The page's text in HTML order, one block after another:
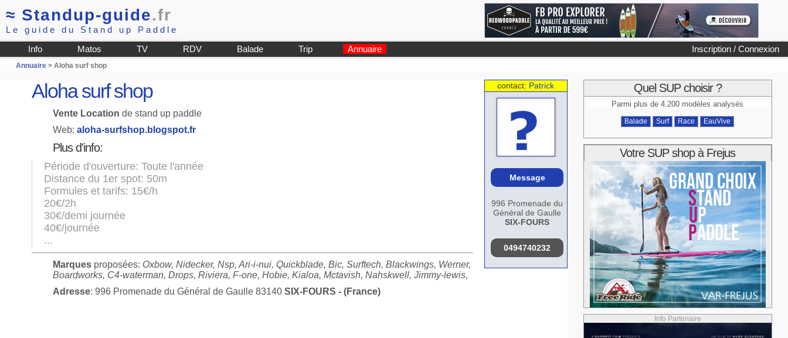
≈ Standup-guide.fr
Le guide du Stand up Paddle
Inscription / Connexion
Info Matos TV RDV Balade Trip Annuaire
Annuaire> Aloha surf shop
contact: Patrick
Message
996 Promenade du
Général de Gaulle
SIX-FOURS
0494740232
Aloha surf shop
Vente Locationde stand up paddle
Web:aloha-surfshop.blogspot.fr
Plus d'info:
Période d'ouverture: Toute l'année
Distance du 1er spot: 50m
Formules et tarifs: 15€/h
20€/2h
30€/demi journée
40€/journée
...
Marques proposées: Oxbow, Nidecker, Nsp, Ari-i-nui, Quickblade, Bic, Surftech, Blackwings, Werner,
Boardworks, C4-waterman, Drops, Riviera, F-one, Hobie, Kialoa, Mctavish, Nahskwell, Jimmy-lewis,
Adresse: 996 Promenade du Général de Gaulle 83140SIX-FOURS - (France)
Quel SUP choisir ?
Parmi plus de 4.200 modèles analysés
Balade Surf Race EauVive
Votre SUP shop à Frejus
Info Partenaire